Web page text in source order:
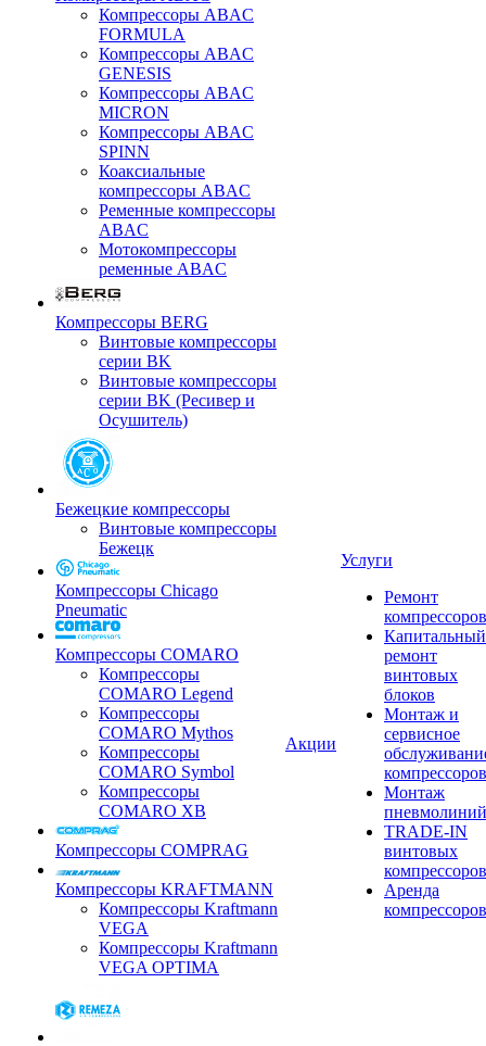
Компрессоры ABAC
FORMULA
Компрессоры ABAC
GENESIS
Компрессоры ABAC
MICRON
Компрессоры ABAC
SPINN
Коаксиальные
компрессоры ABAC
Ременные компрессоры
ABAC
Мотокомпрессоры
ременные ABAC
Компрессоры BERG
Винтовые компрессоры
серии BK
Винтовые компрессоры
серии BK (Ресивер и
Осушитель)
Бежецкие компрессоры
Винтовые компрессоры
Бежецк
Компрессоры Chicago
Pneumatic
Компрессоры COMARO
Компрессоры
COMARO Legend
Компрессоры
COMARO Mythos
Компрессоры
COMARO Symbol
Компрессоры
COMARO XB
Компрессоры COMPRAG
Компрессоры KRAFTMANN
Компрессоры Kraftmann
VEGA
Компрессоры Kraftmann
VEGA OPTIMA
Акции
Услуги
Ремонт
компрессоров
Капитальный
ремонт
винтовых
блоков
Монтаж и
сервисное
компрессоров
Монтаж
пневмолиний
TRADE-IN
винтовых
компрессоров
Аренда
компрессоров